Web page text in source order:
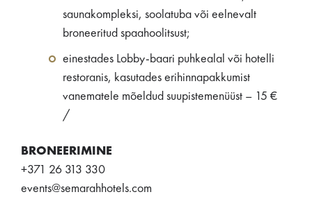
saunakompleksi, soolatuba või eelnevalt
broneeritud spaahoolitsust;
einestades Lobby-baari puhkealal või hotelli
restoranis, kasutades erihinnapakkumist
vanematele mõeldud suupistemenüüst – 15 €
/
BRONEERIMINE
+371 26 313 330
events@semarahhotels.com